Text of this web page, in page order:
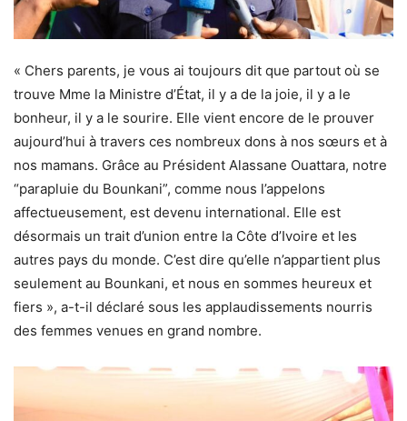
« Chers parents, je vous ai toujours dit que partout où se
trouve Mme la Ministre d’État, il y a de la joie, il y a le
bonheur, il y a le sourire. Elle vient encore de le prouver
aujourd’hui à travers ces nombreux dons à nos sœurs et à
nos mamans. Grâce au Président Alassane Ouattara, notre
“parapluie du Bounkani”, comme nous l’appelons
affectueusement, est devenu international. Elle est
désormais un trait d’union entre la Côte d’Ivoire et les
autres pays du monde. C’est dire qu’elle n’appartient plus
seulement au Bounkani, et nous en sommes heureux et
fiers », a-t-il déclaré sous les applaudissements nourris
des femmes venues en grand nombre.